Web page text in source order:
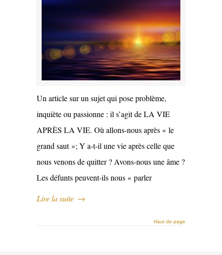
Un article sur un sujet qui pose problème,
inquiète ou passionne : il s’agit de LA VIE
APRÈS LA VIE. Où allons-nous après « le
grand saut »; Y a-t-il une vie après celle que
nous venons de quitter ? Avons-nous une âme ?
Les défunts peuvent-ils nous « parler
Lire la suite →
Haut de page